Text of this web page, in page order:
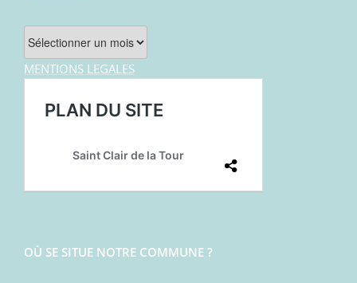
Archives
MENTIONS LEGALES
OÙ SE SITUE NOTRE COMMUNE ?